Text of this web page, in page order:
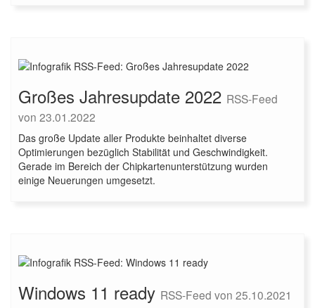
Großes Jahresupdate 2022 RSS-Feed
von 23.01.2022
Das große Update aller Produkte beinhaltet diverse
Optimierungen bezüglich Stabilität und Geschwindigkeit.
Gerade im Bereich der Chipkartenunterstützung wurden
einige Neuerungen umgesetzt.
Windows 11 ready RSS-Feed von 25.10.2021